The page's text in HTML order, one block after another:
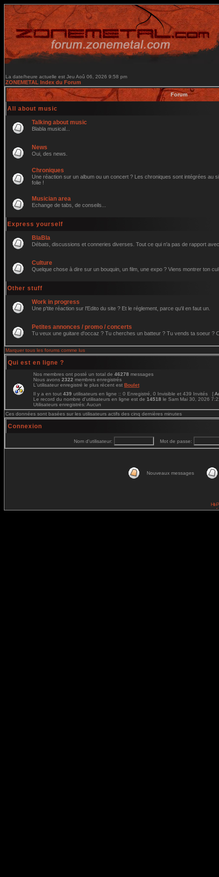
La date/heure actuelle est Jeu Aoû 06, 2026 9:58 pm
ZONEMETAL Index du Forum
Forum
All about music
Talking about music
Blabla musical...
News
Oui, des news.
Chroniques
Une réaction sur un album ou un concert ? Les chroniques sont intégrées au
folie !
Musician area
Echange de tabs, de conseils...
Express yourself
BlaBla
Débats, discussions et conneries diverses. Tout ce qui n'a pas de rapport
Culture
Quelque chose à dire sur un bouquin, un film, une expo ? Viens montrer ton
Other stuff
Work in progress
Une p'tite réaction sur l'Edito du site ? Et le réglement, parce qu'il en faut un.
Petites annonces / promo / concerts
Tu veux une guitare d'occaz ? Tu cherches un batteur ? Tu vends ta soeur ?
Marquer tous les forums comme lus
Qui est en ligne ?
Nos membres ont posté un total de 46278 messages
Nous avons 2322 membres enregistrés
L'utilisateur enregistré le plus récent est Boulet
Il y a en tout 439 utilisateurs en ligne :: 0 Enregistré, 0 Invisible et 439 Invités [
Le record du nombre d'utilisateurs en ligne est de 14518 le Sam Mai 30, 2026
Utilisateurs enregistrés: Aucun
Ces données sont basées sur les utilisateurs actifs des cinq dernières minutes
Connexion
Nom d'utilisateur: Mot de passe:
Nouveaux messages